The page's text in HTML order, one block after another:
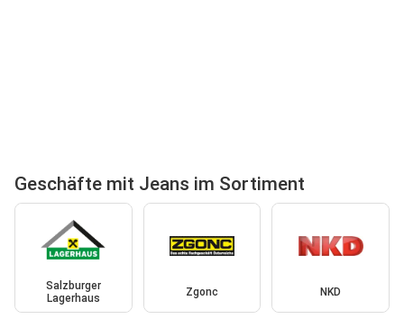
Geschäfte mit Jeans im Sortiment
Salzburger
Lagerhaus
Zgonc NKD